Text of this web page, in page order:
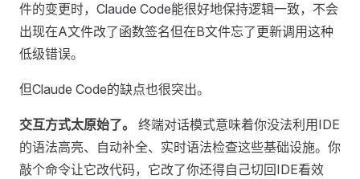
件的变更时，Claude Code能很好地保持逻辑一致，不会
出现在A文件改了函数签名但在B文件忘了更新调用这种
低级错误。
但Claude Code的缺点也很突出。
交互方式太原始了。
终端对话模式意味着你没法利用IDE
的语法高亮、自动补全、实时语法检查这些基础设施。你
敲个命令让它改代码，它改了你还得自己切回IDE看效